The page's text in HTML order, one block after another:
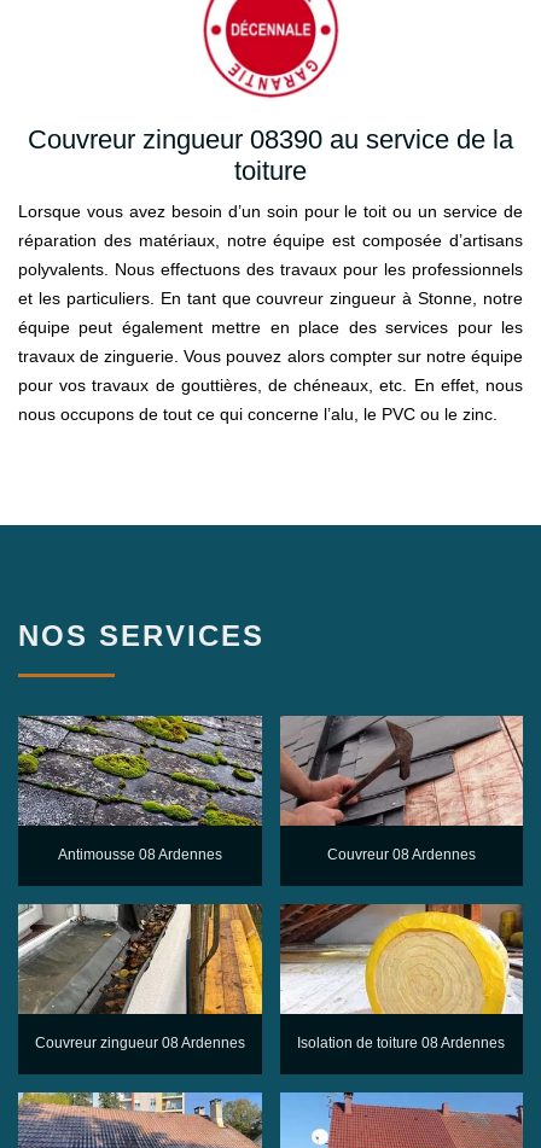
Couvreur zingueur 08390 au service de la
toiture
Lorsque vous avez besoin d’un soin pour le toit ou un service de
réparation des matériaux, notre équipe est composée d’artisans
polyvalents. Nous effectuons des travaux pour les professionnels
et les particuliers. En tant que couvreur zingueur à Stonne, notre
équipe peut également mettre en place des services pour les
travaux de zinguerie. Vous pouvez alors compter sur notre équipe
pour vos travaux de gouttières, de chéneaux, etc. En effet, nous
nous occupons de tout ce qui concerne l’alu, le PVC ou le zinc.
NOS SERVICES
Antimousse 08 Ardennes Couvreur 08 Ardennes
Couvreur zingueur 08 Ardennes Isolation de toiture 08 Ardennes